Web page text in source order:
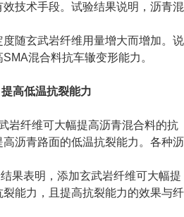
技术手段。试验结果说明，沥青混
维用量增大而增加。说
SMA混合料抗车辙变形能力。
高低温抗裂能力
岩纤维可大幅提高沥青混合料的抗
沥青路面的低温抗裂能力。各种沥
加玄武岩纤维可大幅提
裂能力，且提高抗裂能力的效果与纤